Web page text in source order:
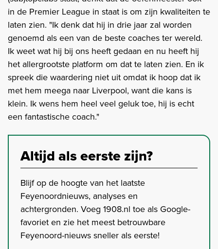
in de Premier League in staat is om zijn kwaliteiten te
laten zien. "Ik denk dat hij in drie jaar zal worden
genoemd als een van de beste coaches ter wereld.
Ik weet wat hij bij ons heeft gedaan en nu heeft hij
het allergrootste platform om dat te laten zien. En ik
spreek die waardering niet uit omdat ik hoop dat ik
met hem meega naar Liverpool, want die kans is
klein. Ik wens hem heel veel geluk toe, hij is echt
een fantastische coach."
Altijd als eerste zijn?
Blijf op de hoogte van het laatste
Feyenoordnieuws, analyses en
achtergronden. Voeg 1908.nl toe als Google-
favoriet en zie het meest betrouwbare
Feyenoord-nieuws sneller als eerste!